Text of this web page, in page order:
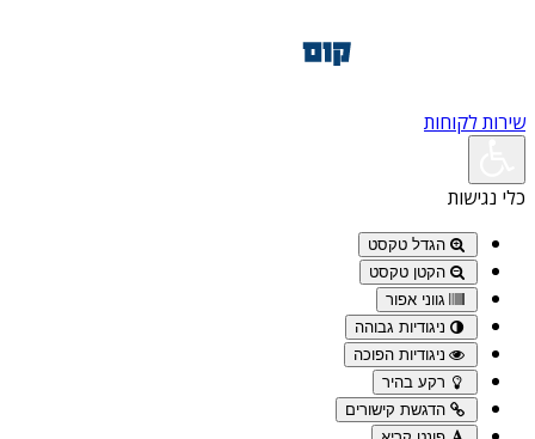
שירות לקוחות
כלי נגישות
הגדל טקסט
הקטן טקסט
גווני אפור
ניגודיות גבוהה
ניגודיות הפוכה
רקע בהיר
הדגשת קישורים